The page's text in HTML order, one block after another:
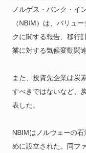
ノルゲス・バンク・イ
（NBIM）は、バリュ
クに関する報告、移行
業に対する気候変動関
また、投資先企業は炭
すべきではないなど、
表した。
NBIMはノルウェーの
めに設立された。同フ